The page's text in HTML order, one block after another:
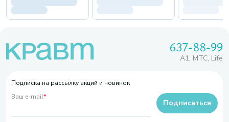
637-88-99
A1, МТС, Life
Подписка на рассылку акций и новинок
Ваш e-mail*
Подписаться